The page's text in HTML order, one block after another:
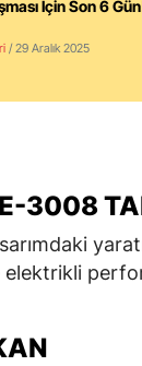
İçin Son 6
/ 29 Aralık 2025
3008